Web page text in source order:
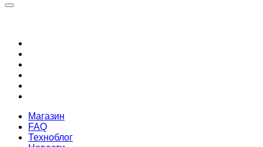
Магазин
FAQ
Техноблог